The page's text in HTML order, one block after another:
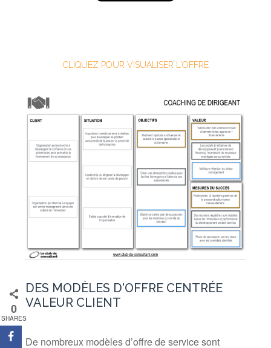
CLIQUEZ POUR VISUALISER L'OFFRE
DES MODÈLES D'OFFRE CENTRÉE
VALEUR CLIENT
De nombreux modèles d’offre de service sont
0
SHARES